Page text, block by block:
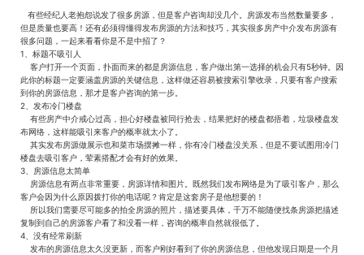
有些经纪人老抱怨说发了很多房源，但是客户咨询却没几个。房源发布当然数量要多，
但是质量也要高！还有必须得懂得发布房源的方法和技巧，其实很多房产中介发布房源有
很多问题，一起来看看你是不是中招了？
1、标题不吸引人
客户打开一个页面，扑面而来的都是房源信息，客户做出第一选择的机会只有5秒钟。因
此你的标题一定要涵盖房源的关键信息，这样做还容易被搜索引擎收录，只要有客户搜索
到你的房源信息，那才是客户咨询的第一步。
2、发布冷门楼盘
有些房产中介戒心过高，担心好楼盘被同行抢去，结果把好的楼盘都捂着，垃圾楼盘发
布网络，这样能吸引来客户的概率就太小了。
其实发布房源做展示也和菜市场摆摊一样，你有冷门楼盘没关系，但是不要试图用冷门
楼盘去吸引客户，荤素搭配才会有好的效果。
3、房源信息太简单
房源信息有两点非常重要，房源详情和图片。既然我们发布网络是为了吸引客户，那么
客户会因为什么原因拨打你的电话呢？肯定是这套房子是他想要的！
所以我们需要尽可能多的拍全房源的照片，描述要具体，千万不能随便找条房源把描述
复制到自己的房源客户看了和没看一样，咨询的概率自然就很低了。
4、没有经常刷新
发布的房源信息太久没更新，而客户刚好看到了你的房源信息，但他发现日期是一个月